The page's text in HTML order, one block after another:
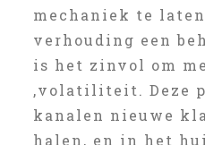
mechaniek te
verhouding een
is het zinvol om
‚volatiliteit. Deze
kanalen nieuwe
halen, en in het